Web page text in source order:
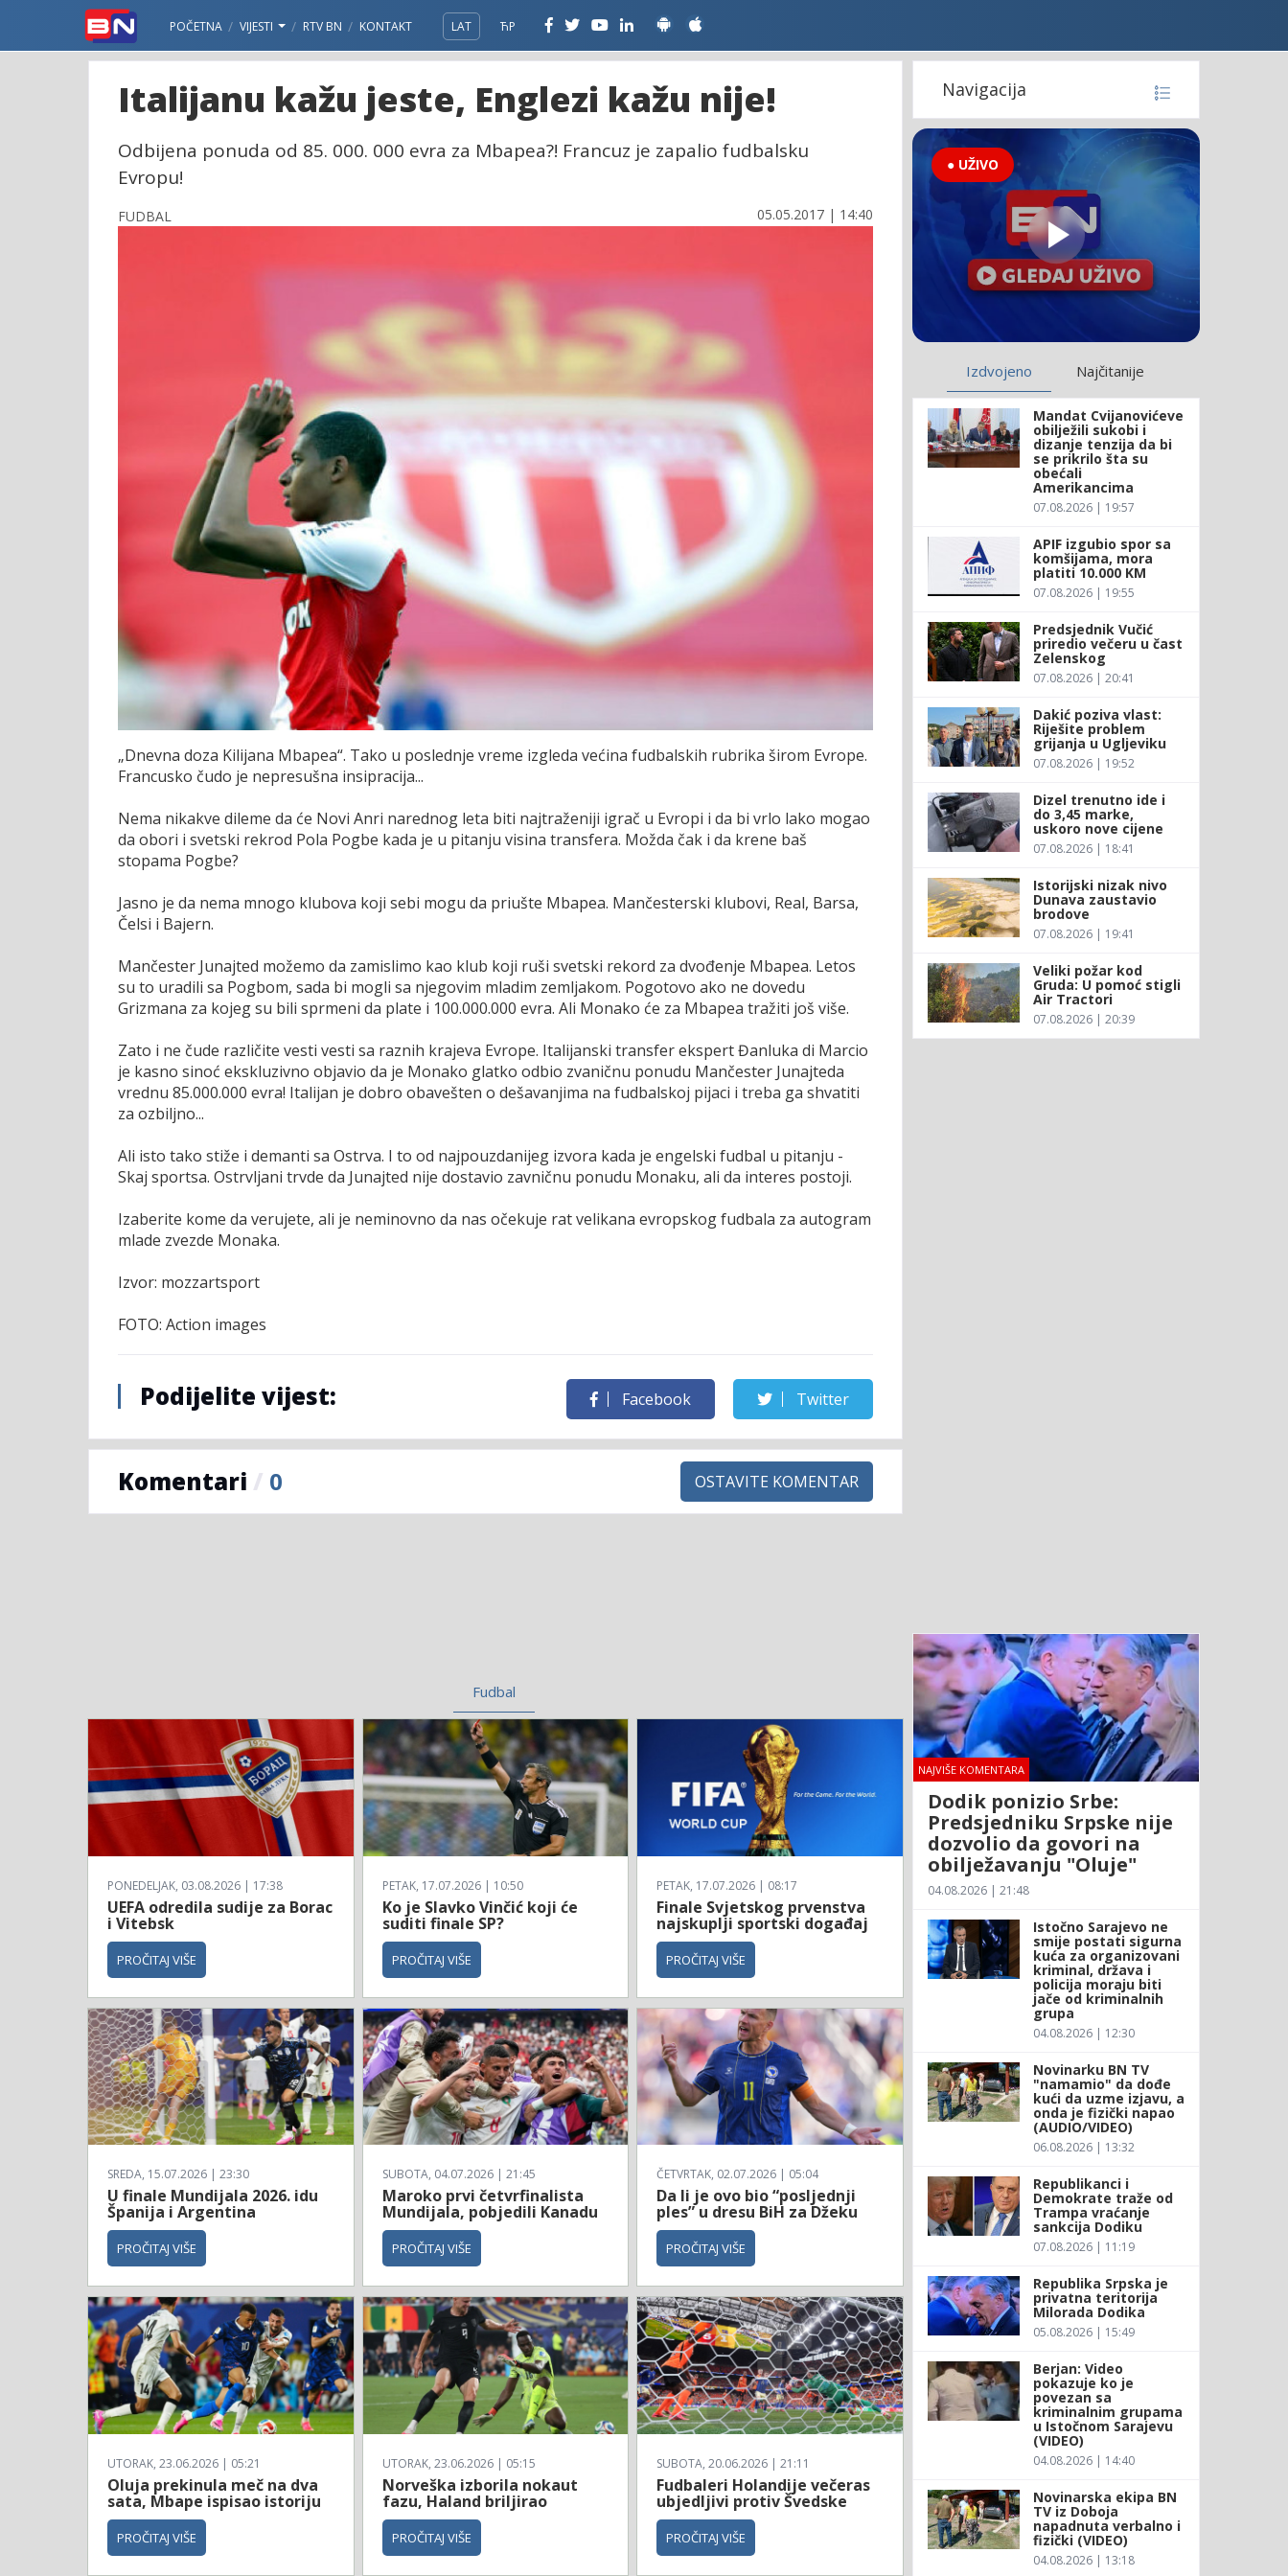
POČETNA VIJESTI RTV BN KONTAKT LAT ЋР
Italijanu kažu jeste, Englezi kažu nije!
Odbijena ponuda od 85. 000. 000 evra za Mbapea?! Francuz je zapalio fudbalsku
Evropu!
FUDBAL 05.05.2017 | 14:40
„Dnevna doza Kilijana Mbapea“. Tako u poslednje vreme izgleda većina fudbalskih rubrika širom Evrope.
Francusko čudo je nepresušna insipracija...
Nema nikakve dileme da će Novi Anri narednog leta biti najtraženiji igrač u Evropi i da bi vrlo lako mogao
da obori i svetski rekrod Pola Pogbe kada je u pitanju visina transfera. Možda čak i da krene baš
stopama Pogbe?
Jasno je da nema mnogo klubova koji sebi mogu da priušte Mbapea. Mančesterski klubovi, Real, Barsa,
Čelsi i Bajern.
Mančester Junajted možemo da zamislimo kao klub koji ruši svetski rekord za dvođenje Mbapea. Letos
su to uradili sa Pogbom, sada bi mogli sa njegovim mladim zemljakom. Pogotovo ako ne dovedu
Grizmana za kojeg su bili sprmeni da plate i 100.000.000 evra. Ali Monako će za Mbapea tražiti još više.
Zato i ne čude različite vesti vesti sa raznih krajeva Evrope. Italijanski transfer ekspert Đanluka di Marcio
je kasno sinoć ekskluzivno objavio da je Monako glatko odbio zvaničnu ponudu Mančester Junajteda
vrednu 85.000.000 evra! Italijan je dobro obavešten o dešavanjima na fudbalskoj pijaci i treba ga shvatiti
za ozbiljno...
Ali isto tako stiže i demanti sa Ostrva. I to od najpouzdanijeg izvora kada je engelski fudbal u pitanju -
Skaj sportsa. Ostrvljani trvde da Junajted nije dostavio zavničnu ponudu Monaku, ali da interes postoji.
Izaberite kome da verujete, ali je neminovno da nas očekuje rat velikana evropskog fudbala za autogram
mlade zvezde Monaka.
Izvor: mozzartsport
FOTO: Action images
Podijelite vijest: Facebook Twitter
Komentari / 0 OSTAVITE KOMENTAR
Fudbal
PONEDELJAK, 03.08.2026 | 17:38
UEFA odredila sudije za Borac
i Vitebsk
PROČITAJ VIŠE
PETAK, 17.07.2026 | 10:50
Ko je Slavko Vinčić koji će
suditi finale SP?
PROČITAJ VIŠE
PETAK, 17.07.2026 | 08:17
Finale Svjetskog prvenstva
najskuplji sportski događaj
PROČITAJ VIŠE
SREDA, 15.07.2026 | 23:30
U finale Mundijala 2026. idu
Španija i Argentina
PROČITAJ VIŠE
SUBOTA, 04.07.2026 | 21:45
Maroko prvi četvrfinalista
Mundijala, pobjedili Kanadu
PROČITAJ VIŠE
ČETVRTAK, 02.07.2026 | 05:04
Da li je ovo bio “posljednji
ples” u dresu BiH za Džeku
PROČITAJ VIŠE
UTORAK, 23.06.2026 | 05:21
Oluja prekinula meč na dva
sata, Mbape ispisao istoriju
PROČITAJ VIŠE
UTORAK, 23.06.2026 | 05:15
Norveška izborila nokaut
fazu, Haland briljirao
PROČITAJ VIŠE
SUBOTA, 20.06.2026 | 21:11
Fudbaleri Holandije večeras
ubjedljivi protiv Švedske
PROČITAJ VIŠE
Navigacija
● UŽIVO
Izdvojeno Najčitanije
Mandat Cvijanovićeve
obilježili sukobi i
dizanje tenzija da bi
se prikrilo šta su
obećali
Amerikancima
07.08.2026 | 19:57
APIF izgubio spor sa
komšijama, mora
platiti 10.000 KM
07.08.2026 | 19:55
Predsjednik Vučić
priredio večeru u čast
Zelenskog
07.08.2026 | 20:41
Dakić poziva vlast:
Riješite problem
grijanja u Ugljeviku
07.08.2026 | 19:52
Dizel trenutno ide i
do 3,45 marke,
uskoro nove cijene
07.08.2026 | 18:41
Istorijski nizak nivo
Dunava zaustavio
brodove
07.08.2026 | 19:41
Veliki požar kod
Gruda: U pomoć stigli
Air Tractori
07.08.2026 | 20:39
NAJVIŠE KOMENTARA
Dodik ponizio Srbe:
Predsjedniku Srpske nije
dozvolio da govori na
obilježavanju "Oluje"
04.08.2026 | 21:48
Istočno Sarajevo ne
smije postati sigurna
kuća za organizovani
kriminal, država i
policija moraju biti
jače od kriminalnih
grupa
04.08.2026 | 12:30
Novinarku BN TV
"namamio" da dođe
kući da uzme izjavu, a
onda je fizički napao
(AUDIO/VIDEO)
06.08.2026 | 13:32
Republikanci i
Demokrate traže od
Trampa vraćanje
sankcija Dodiku
07.08.2026 | 11:19
Republika Srpska je
privatna teritorija
Milorada Dodika
05.08.2026 | 15:49
Berjan: Video
pokazuje ko je
povezan sa
kriminalnim grupama
u Istočnom Sarajevu
(VIDEO)
04.08.2026 | 14:40
Novinarska ekipa BN
TV iz Doboja
napadnuta verbalno i
fizički (VIDEO)
04.08.2026 | 13:18